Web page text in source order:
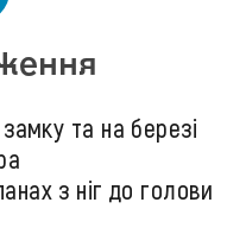
та на березі
з ніг до голови